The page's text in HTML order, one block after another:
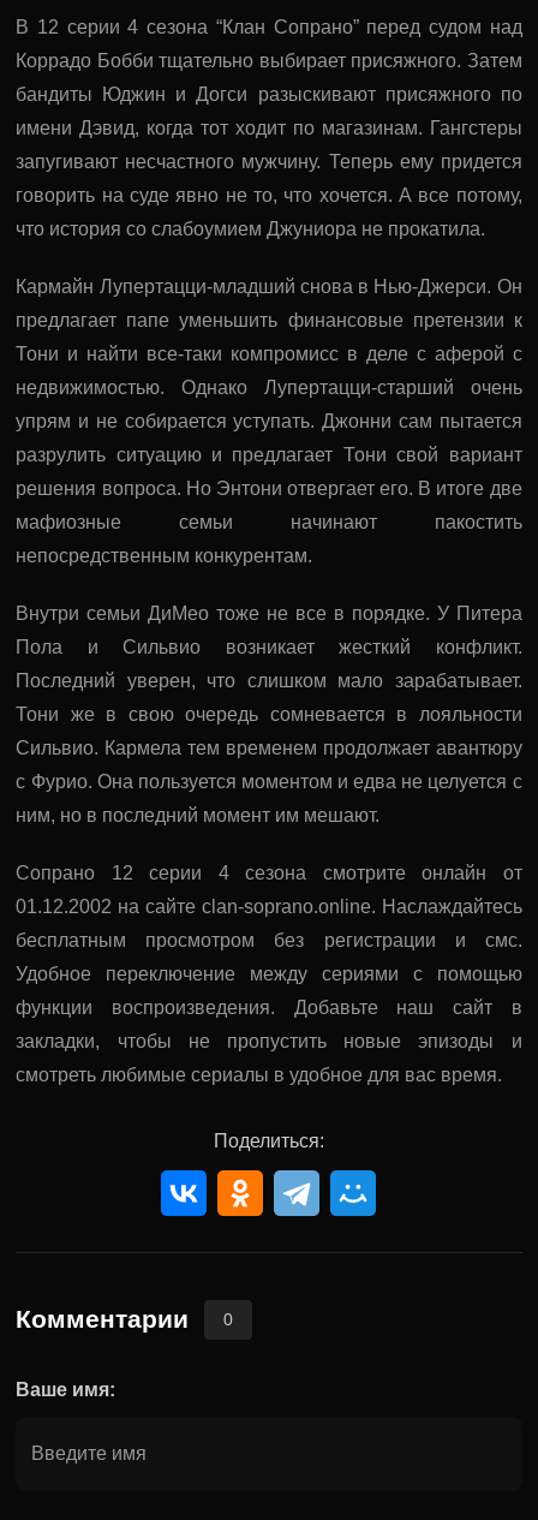
В 12 серии 4 сезона “Клан Сопрано” перед судом над
Коррадо Бобби тщательно выбирает присяжного. Затем
бандиты Юджин и Догси разыскивают присяжного по
имени Дэвид, когда тот ходит по магазинам. Гангстеры
запугивают несчастного мужчину. Теперь ему придется
говорить на суде явно не то, что хочется. А все потому,
что история со слабоумием Джуниора не прокатила.
Кармайн Лупертацци-младший снова в Нью-Джерси. Он
предлагает папе уменьшить финансовые претензии к
Тони и найти все-таки компромисс в деле с аферой с
недвижимостью. Однако Лупертацци-старший очень
упрям и не собирается уступать. Джонни сам пытается
разрулить ситуацию и предлагает Тони свой вариант
решения вопроса. Но Энтони отвергает его. В итоге две
мафиозные семьи начинают пакостить
непосредственным конкурентам.
Внутри семьи ДиМео тоже не все в порядке. У Питера
Пола и Сильвио возникает жесткий конфликт.
Последний уверен, что слишком мало зарабатывает.
Тони же в свою очередь сомневается в лояльности
Сильвио. Кармела тем временем продолжает авантюру
с Фурио. Она пользуется моментом и едва не целуется с
ним, но в последний момент им мешают.
Сопрано 12 серии 4 сезона смотрите онлайн от
01.12.2002 на сайте clan-soprano.online. Наслаждайтесь
бесплатным просмотром без регистрации и смс.
Удобное переключение между сериями с помощью
функции воспроизведения. Добавьте наш сайт в
закладки, чтобы не пропустить новые эпизоды и
смотреть любимые сериалы в удобное для вас время.
Поделиться:
Комментарии 0
Ваше имя: